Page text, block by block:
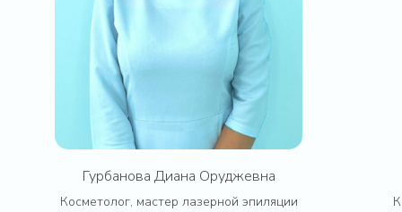
Гурбанова Диана Оруджевна
Косметолог, мастер лазерной эпиляции